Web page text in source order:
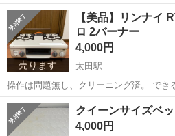
しくおねがいします。
群馬 太田市 太田駅 寝具
売ります
【美品】リンナイ
ロ 2バーナー
4,000円
太田駅
操作は問題無し、クリーニング済。 でき
方を優先させていただきます。 よろしく
群馬 太田市 太田駅 調理器具
クイーンサイズベ
4,000円